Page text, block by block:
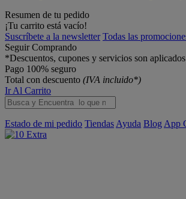
Resumen de tu pedido
¡Tu carrito está vacío!
Suscríbete a la newsletter Todas las
Seguir Comprando
*Descuentos, cupones y servicios son
Pago 100% seguro
Total con descuento (IVA incluido*)
Ir Al Carrito
Estado de mi pedido Tiendas Ayuda Blog App